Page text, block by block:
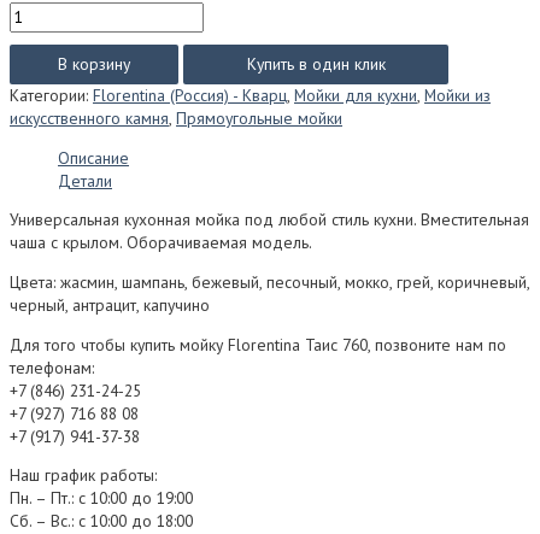
Количество
товара
из
искусственного
камня
Florentina
В корзину
Купить в один клик
Категории: Florentina (Россия) - Кварц, Мойки для кухни, Мойки из
искусственного камня, Прямоугольные мойки
Описание
Детали
Универсальная кухонная мойка под любой стиль кухни. Вместительная
чаша с крылом. Оборачиваемая модель.
Цвета: жасмин, шампань, бежевый, песочный, мокко, грей, коричневый,
черный, антрацит, капучино
Для того чтобы купить мойку Florentina Таис 760, позвоните нам по
телефонам:
+7 (846) 231-24-25
+7 (927) 716 88 08
+7 (917) 941-37-38
Наш график работы:
Пн. – Пт.: с 10:00 до 19:00
Сб. – Вс.: с 10:00 до 18:00